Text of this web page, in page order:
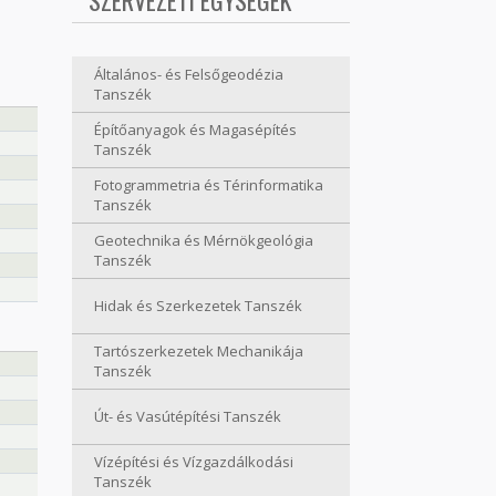
Általános- és Felsőgeodézia
Tanszék
Építőanyagok és Magasépítés
Tanszék
Fotogrammetria és Térinformatika
Tanszék
Geotechnika és Mérnökgeológia
Tanszék
Hidak és Szerkezetek Tanszék
Tartószerkezetek Mechanikája
Tanszék
Út- és Vasútépítési Tanszék
Vízépítési és Vízgazdálkodási
Tanszék